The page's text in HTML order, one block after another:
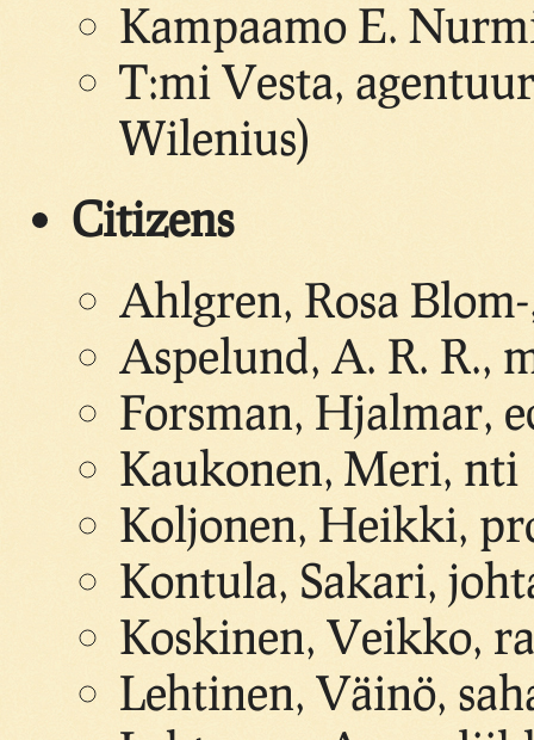
Kampaamo E.
T:mi Vesta,
Wilenius)
Citizens
Ahlgren, Rosa
Aspelund, A. R. R.,
Forsman, Hjalmar,
Kaukonen, Meri, nti
Koljonen, Heikki,
Kontula, Sakari,
Koskinen, Veikko,
Lehtinen, Väinö,